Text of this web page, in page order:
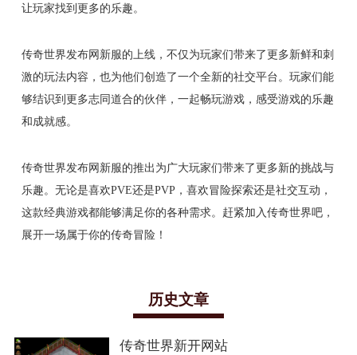
让玩家找到更多的乐趣。
传奇世界发布网新服的上线，不仅为玩家们带来了更多新鲜和刺
激的玩法内容，也为他们创造了一个全新的社交平台。玩家们能
够结识到更多志同道合的伙伴，一起畅玩游戏，感受游戏的乐趣
和成就感。
传奇世界发布网新服的推出为广大玩家们带来了更多新的挑战与
乐趣。无论是喜欢PVE还是PVP，喜欢冒险探索还是社交互动，
这款经典游戏都能够满足你的各种需求。赶紧加入传奇世界吧，
展开一场属于你的传奇冒险！
历史文章
传奇世界新开网站